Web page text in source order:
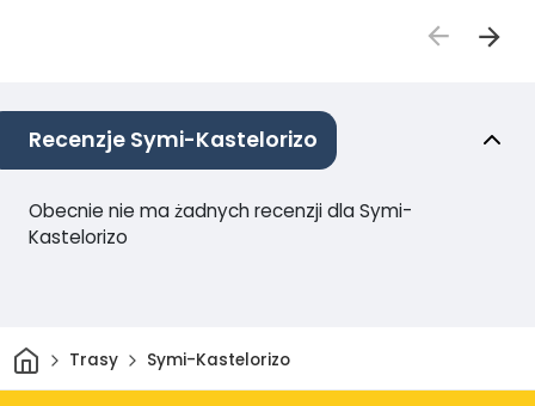
Recenzje Symi-Kastelorizo
Obecnie nie ma żadnych recenzji dla Symi-
Kastelorizo
DomTrasy Symi-Kastelorizo